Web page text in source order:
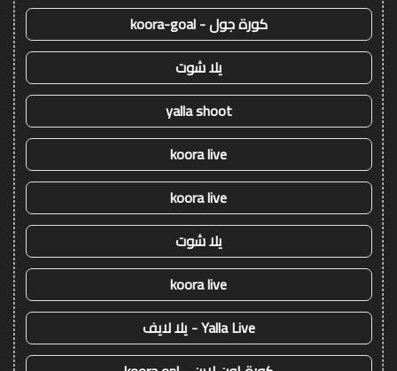
كورة جول - koora-goal
يلا شوت
yalla shoot
koora live
koora live
يلا شوت
koora live
Yalla Live - يلا لايف